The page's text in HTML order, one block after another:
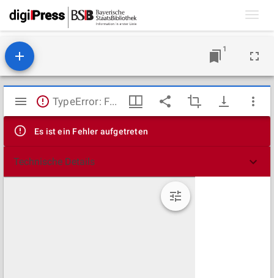
1
Mirador
Viewer
TypeError: Failed to fetch
Es ist ein Fehler aufgetreten
Technische Details